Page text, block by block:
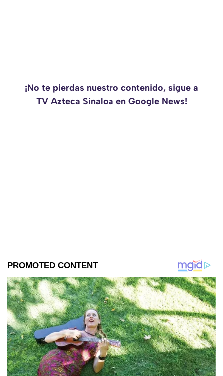
¡No te pierdas nuestro contenido, sigue a
TV Azteca Sinaloa en Google News!